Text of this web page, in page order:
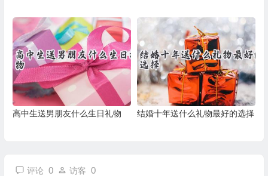
高中生送男朋友什么生日礼物 结婚十年送什么礼物最好的选择
评论 0 访客 0